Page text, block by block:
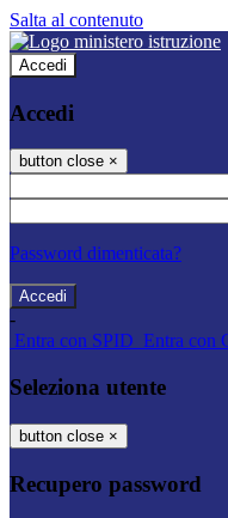
Salta al contenuto
Accedi
Accedi
button close ×
Password dimenticata?
-
Entra con SPID Entra con
Seleziona utente
button close ×
Recupero password